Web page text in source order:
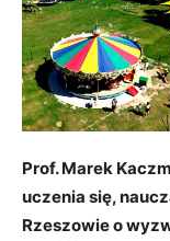
Prof. Marek
uczenia się,
Rzeszowie o